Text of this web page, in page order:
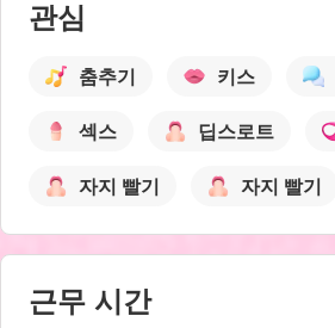
관심
춤추기 키스
섹스 딥스로트
자지 빨기 자지 빨기
근무 시간